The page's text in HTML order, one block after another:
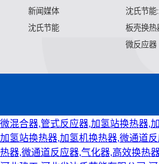
新闻媒体
沈氏节能
沈氏节能
板壳换热
微反应器
微混合器,管式反应器,加氢站换热器,
加氢站换热器,加氢机换热器,微通道
热器,微通道反应器,气化器,高效换热